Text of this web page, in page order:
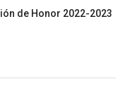
de Honor 2022-2023